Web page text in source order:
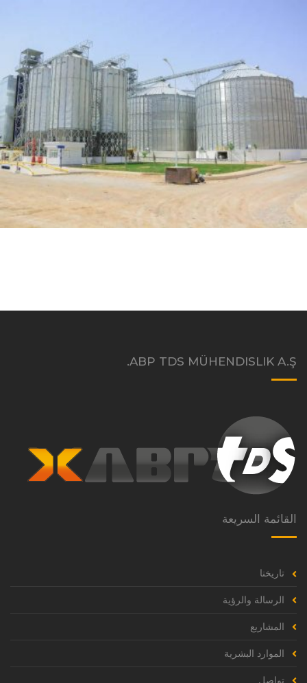
مصنع نفط تركمانستان، منشأة تخزين بسعة 4×5000 طن
ABP TDS MÜHENDISLIK A.Ş.
القائمة السريعة
تاريخنا
الرسالة والرؤية
المشاريع
الموارد البشرية
تواصل